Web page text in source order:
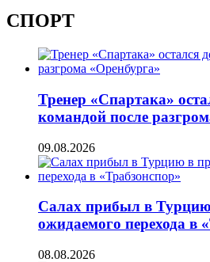
СПОРТ
Тренер «Спартака»
командой после
09.08.2026
Салах прибыл в
ожидаемого перехода в
08.08.2026